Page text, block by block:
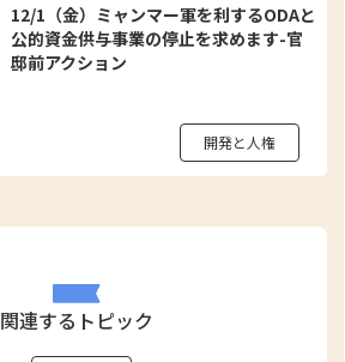
12/1（金）ミャンマー軍を利するODAと
公的資金供与事業の停止を求めます-官
邸前アクション
開発と人権
関連するトピック